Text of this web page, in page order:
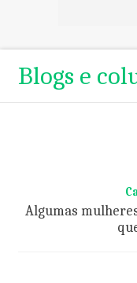
Blogs e
Algumas